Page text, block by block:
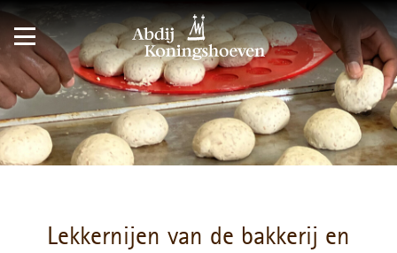
Lekkernijen van de bakkerij en